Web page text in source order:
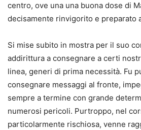
centro, ove una una buona dose di
decisamente rinvigorito e preparato
Si mise subito in mostra per il suo
addirittura a consegnare a certi
linea, generi di prima necessità. Fu
consegnare messaggi al fronte,
sempre a termine con grande
numerosi pericoli. Purtroppo, nel
particolarmente rischiosa, venne